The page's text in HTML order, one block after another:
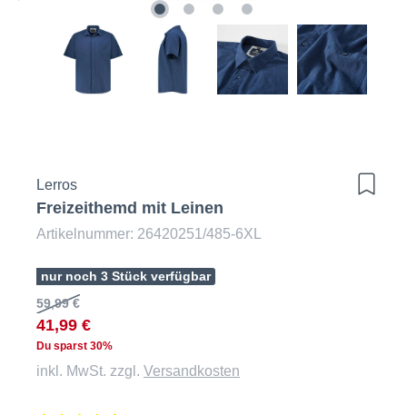
Lerros
Freizeithemd mit Leinen
Artikelnummer: 26420251/485-6XL
nur noch 3 Stück verfügbar
59,99 €
41,99 €
Du sparst 30%
inkl. MwSt. zzgl. Versandkosten